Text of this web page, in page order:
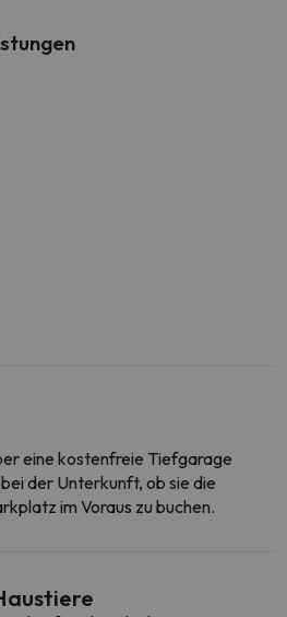
eine kostenfreie Tiefgarage
der Unterkunft, ob sie die
im Voraus zu buchen.